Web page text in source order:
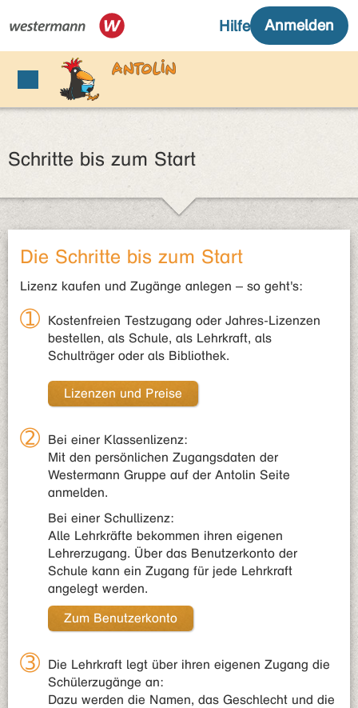
Schritte bis zum Start
Die Schritte bis zum Start
Lizenz kaufen und Zugänge anlegen – so geht's:
Kostenfreien Testzugang oder Jahres-Lizenzen
bestellen, als Schule, als Lehrkraft, als
Schulträger oder als Bibliothek.
Lizenzen und Preise
Bei einer Klassenlizenz:
Mit den persönlichen Zugangsdaten der
Westermann Gruppe auf der Antolin Seite
anmelden.
Bei einer Schullizenz:
Alle Lehrkräfte bekommen ihren eigenen
Lehrerzugang. Über das Benutzerkonto der
Schule kann ein Zugang für jede Lehrkraft
angelegt werden.
Zum Benutzerkonto
Die Lehrkraft legt über ihren eigenen Zugang die
Schülerzugänge an:
Dazu werden die Namen, das Geschlecht und die